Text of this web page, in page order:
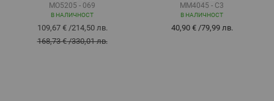
MO5205 - 069
В НАЛИЧНОСТ
109,67 €/214,50 лв.
168,73 €/330,01 лв.
MM4045 - C3
В НАЛИЧНОСТ
40,90 €/79,99 лв.